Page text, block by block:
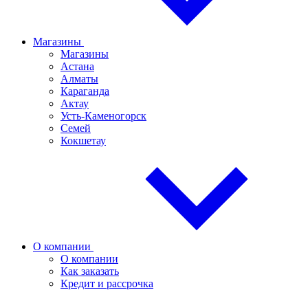
Магазины
Магазины
Астана
Алматы
Караганда
Актау
Усть-Каменогорск
Семей
Кокшетау
О компании
О компании
Как заказать
Кредит и рассрочка